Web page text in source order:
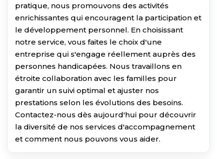
pratique, nous promouvons des activités
enrichissantes qui encouragent la participation et
le développement personnel. En choisissant
notre service, vous faites le choix d'une
entreprise qui s'engage réellement auprès des
personnes handicapées. Nous travaillons en
étroite collaboration avec les familles pour
garantir un suivi optimal et ajuster nos
prestations selon les évolutions des besoins.
Contactez-nous dès aujourd'hui pour découvrir
la diversité de nos services d'accompagnement
et comment nous pouvons vous aider.